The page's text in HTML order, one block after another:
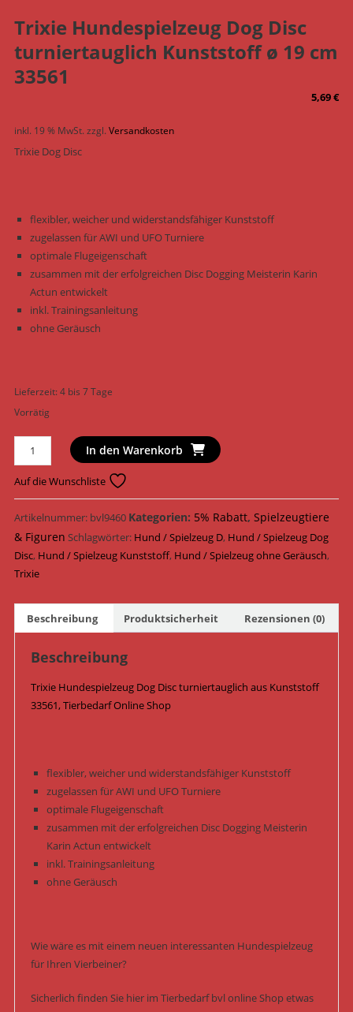
Trixie Hundespielzeug Dog Disc
turniertauglich Kunststoff ø 19 cm
33561
5,69€
inkl. 19 % MwSt.zzgl.Versandkosten
Trixie Dog Disc
flexibler, weicher und widerstandsfähiger Kunststoff
zugelassen für AWI und UFO Turniere
optimale Flugeigenschaft
zusammen mit der erfolgreichen Disc Dogging Meisterin Karin
Actun entwickelt
inkl. Trainingsanleitung
ohne Geräusch
Lieferzeit:4 bis 7 Tage
Vorrätig
Trixie
Hundespielzeug
Dog
Disc
turniertauglich
Kunststoff
ø
19
33561
Menge
In den Warenkorb
Auf die Wunschliste
Artikelnummer: bvl9460 Kategorien: 5% Rabatt, Spielzeugtiere
& Figuren Schlagwörter: Hund / Spielzeug D, Hund / Spielzeug Dog
Disc, Hund / Spielzeug Kunststoff, Hund / Spielzeug ohne Geräusch,
Trixie
Beschreibung Produktsicherheit Rezensionen (0)
Beschreibung
Trixie Hundespielzeug Dog Disc turniertauglich aus Kunststoff
33561, Tierbedarf Online Shop
flexibler, weicher und widerstandsfähiger Kunststoff
zugelassen für AWI und UFO Turniere
optimale Flugeigenschaft
zusammen mit der erfolgreichen Disc Dogging Meisterin
Karin Actun entwickelt
inkl. Trainingsanleitung
ohne Geräusch
Wie wäre es mit einem neuen interessanten Hundespielzeug
für Ihren Vierbeiner?
Sicherlich finden Sie hier im Tierbedarf bvl online Shop etwas